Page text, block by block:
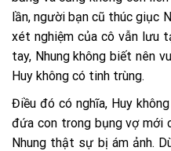
lần, người bạn cũ thúc giục
xét nghiệm của cô vẫn lưu
tay, Nhung không biết nên
Huy không có tinh trùng.
Điều đó có nghĩa, Huy
đứa con trong bụng vợ mới
Nhung thật sự bị ám ảnh.